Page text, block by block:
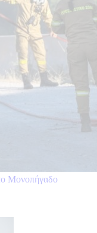
Μονοπήγαδο